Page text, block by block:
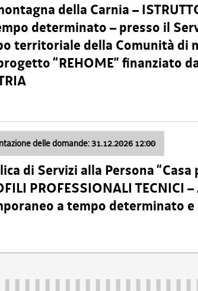
della Carnia –
determinato – presso il
territoriale della Comunità di
“REHOME” finanziato
delle domande: 31.12.2026 12:00
di Servizi alla Persona “Casa
PROFESSIONALI TECNICI
a tempo determinato e